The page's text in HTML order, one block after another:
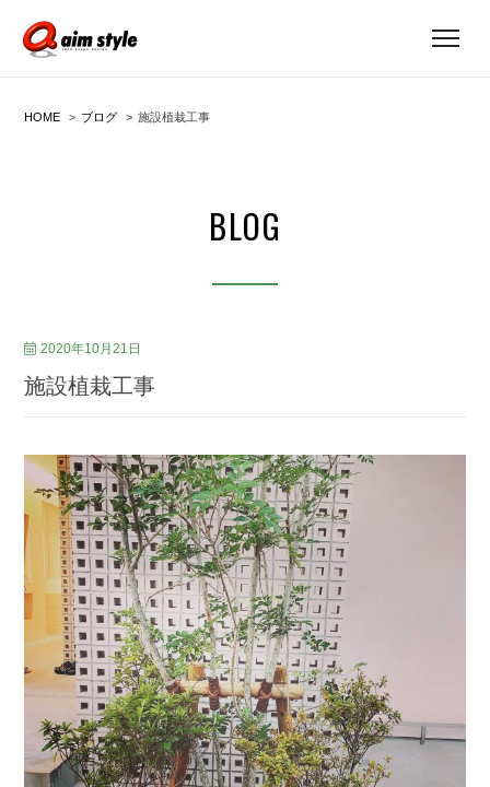
HOME ブログ 施設植栽工事
BLOG
2020年10月21日
施設植栽工事